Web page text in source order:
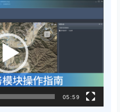
05:59